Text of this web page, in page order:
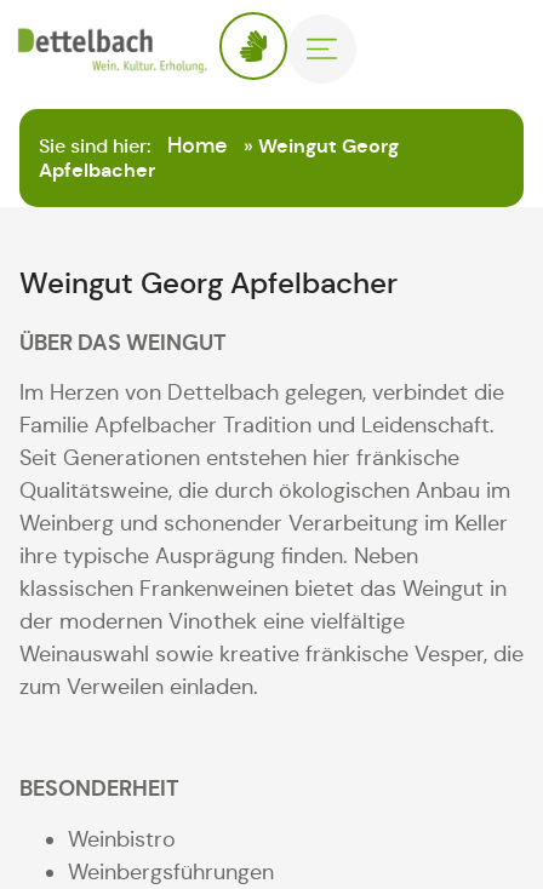
Sie sind hier: Home » Weingut Georg
Apfelbacher
Weingut Georg Apfelbacher
ÜBER DAS WEINGUT
Im Herzen von Dettelbach gelegen, verbindet die
Familie Apfelbacher Tradition und Leidenschaft.
Seit Generationen entstehen hier fränkische
Qualitätsweine, die durch ökologischen Anbau im
Weinberg und schonender Verarbeitung im Keller
ihre typische Ausprägung finden. Neben
klassischen Frankenweinen bietet das Weingut in
der modernen Vinothek eine vielfältige
Weinauswahl sowie kreative fränkische Vesper, die
zum Verweilen einladen.
BESONDERHEIT
Weinbistro
Weinbergsführungen